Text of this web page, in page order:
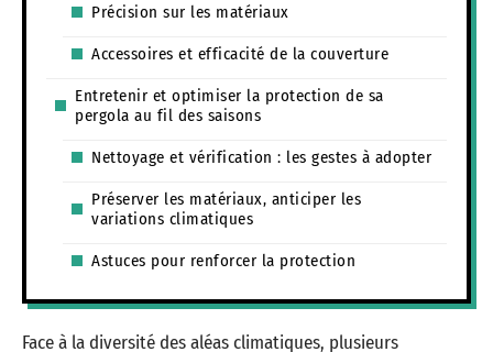
Précision sur les matériaux
Accessoires et efficacité de la couverture
Entretenir et optimiser la protection de sa
pergola au fil des saisons
Nettoyage et vérification : les gestes à adopter
Préserver les matériaux, anticiper les
variations climatiques
Astuces pour renforcer la protection
Face à la diversité des aléas climatiques, plusieurs